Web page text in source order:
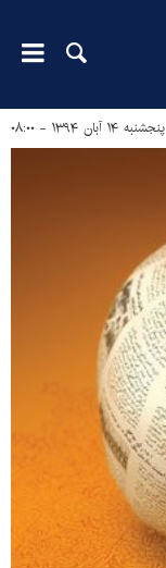
پنجشنبه ۱۴ آبان ۱۳۹۴ - ۰۸:۰۰